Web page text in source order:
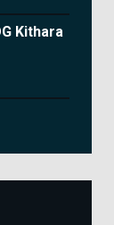
Kithara